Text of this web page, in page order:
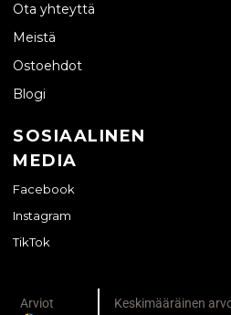
Ota yhteyttä
Meistä
Ostoehdot
Blogi
SOSIAALINEN
MEDIA
Facebook
Instagram
TikTok